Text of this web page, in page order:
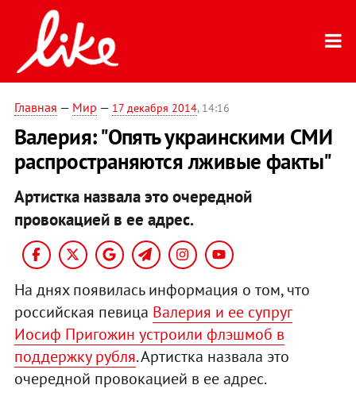
Главная — Мир — 17 декабря 2014, 14:16
Валерия: "Опять украинскими СМИ
распространяются лживые факты"
Артистка назвала это очередной
провокацией в ее адрес.
На днях появилась информация о том, что
российская певица Валерия и ее супруг
Иосиф Пригожин устроили флэшмоб в
поддержку рубля. Артистка назвала это
очередной провокацией в ее адрес.